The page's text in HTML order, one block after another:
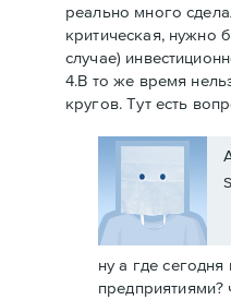
реально много
критическая, нужно
случае)
4.В то же время
кругов. Тут есть
ну а где
предприятиями?